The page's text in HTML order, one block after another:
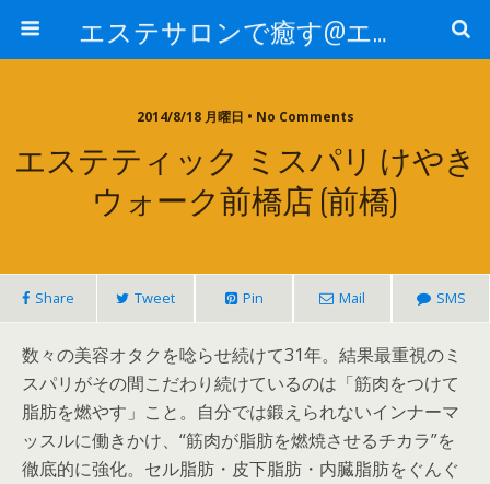
エステサロンで癒す@エステ～全国エステ情報
2014/8/18 月曜日 • No Comments
エステティック ミスパリ けやき
ウォーク前橋店 (前橋)
Share Tweet Pin Mail SMS
数々の美容オタクを唸らせ続けて31年。結果最重視のミ
スパリがその間こだわり続けているのは「筋肉をつけて
脂肪を燃やす」こと。自分では鍛えられないインナーマ
ッスルに働きかけ、“筋肉が脂肪を燃焼させるチカラ”を
徹底的に強化。セル脂肪・皮下脂肪・内臓脂肪をぐんぐ